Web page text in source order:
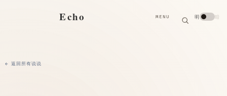
Echo MENU
索 搜
明 暗
← 返回所有说说